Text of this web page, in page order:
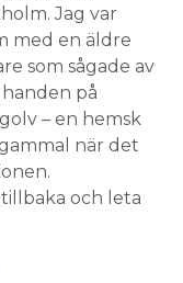
ANSTÄLLT EN
. Bifoga
Elinstallatören
Jag var
med en äldre
som sågade av
handen på
– en hemsk
när det
och leta